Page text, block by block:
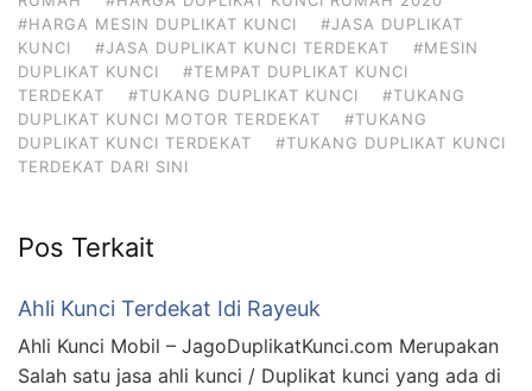
#HARGA MESIN DUPLIKAT KUNCI
#JASA DUPLIKAT
KUNCI
#JASA DUPLIKAT KUNCI TERDEKAT
#MESIN
DUPLIKAT KUNCI
#TEMPAT DUPLIKAT KUNCI
TERDEKAT
#TUKANG DUPLIKAT KUNCI
#TUKANG
DUPLIKAT KUNCI MOTOR TERDEKAT
#TUKANG
DUPLIKAT KUNCI TERDEKAT
#TUKANG DUPLIKAT KUNCI
TERDEKAT DARI SINI
Pos Terkait
Ahli Kunci Terdekat Idi Rayeuk
Ahli Kunci Mobil – JagoDuplikatKunci.com Merupakan
Salah satu jasa ahli kunci / Duplikat kunci yang ada di